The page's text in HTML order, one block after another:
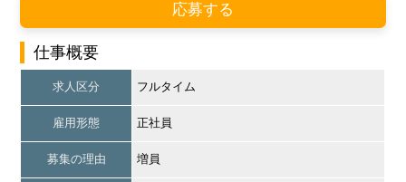
応募する
仕事概要
求人区分 フルタイム
雇用形態 正社員
募集の理由 増員